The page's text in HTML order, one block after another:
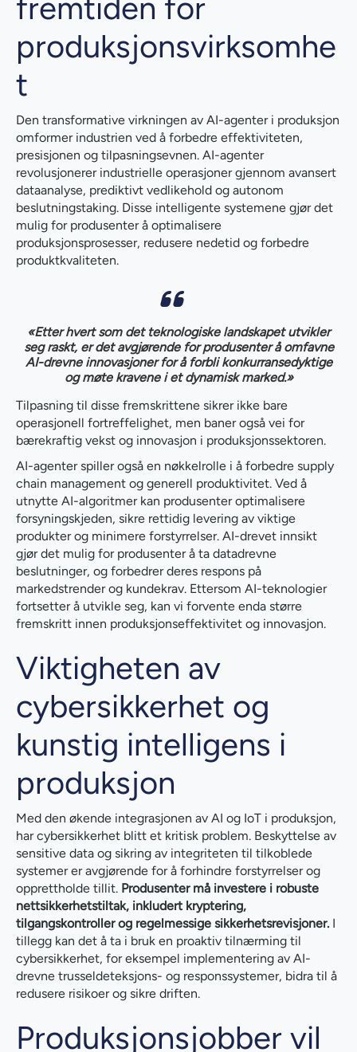
fremtiden for
produksjonsvirksomhe
t
Den transformative virkningen av AI-agenter i produksjon
omformer industrien ved å forbedre effektiviteten,
presisjonen og tilpasningsevnen. AI-agenter
revolusjonerer industrielle operasjoner gjennom avansert
dataanalyse, prediktivt vedlikehold og autonom
beslutningstaking. Disse intelligente systemene gjør det
mulig for produsenter å optimalisere
produksjonsprosesser, redusere nedetid og forbedre
produktkvaliteten.
«Etter hvert som det teknologiske landskapet utvikler
seg raskt, er det avgjørende for produsenter å omfavne
AI-drevne innovasjoner for å forbli konkurransedyktige
og møte kravene i et dynamisk marked.»
Tilpasning til disse fremskrittene sikrer ikke bare
operasjonell fortreffelighet, men baner også vei for
bærekraftig vekst og innovasjon i produksjonssektoren.
AI-agenter spiller også en nøkkelrolle i å forbedre supply
chain management og generell produktivitet. Ved å
utnytte AI-algoritmer kan produsenter optimalisere
forsyningskjeden, sikre rettidig levering av viktige
produkter og minimere forstyrrelser. AI-drevet innsikt
gjør det mulig for produsenter å ta datadrevne
beslutninger, og forbedrer deres respons på
markedstrender og kundekrav. Ettersom AI-teknologier
fortsetter å utvikle seg, kan vi forvente enda større
fremskritt innen produksjonseffektivitet og innovasjon.
Viktigheten av
cybersikkerhet og
kunstig intelligens i
produksjon
Med den økende integrasjonen av AI og IoT i produksjon,
har cybersikkerhet blitt et kritisk problem. Beskyttelse av
sensitive data og sikring av integriteten til tilkoblede
systemer er avgjørende for å forhindre forstyrrelser og
opprettholde tillit. Produsenter må investere i robuste
nettsikkerhetstiltak, inkludert kryptering,
tilgangskontroller og regelmessige sikkerhetsrevisjoner. I
tillegg kan det å ta i bruk en proaktiv tilnærming til
cybersikkerhet, for eksempel implementering av AI-
drevne trusseldeteksjons- og responssystemer, bidra til å
redusere risikoer og sikre driften.
Produksjonsjobber vil